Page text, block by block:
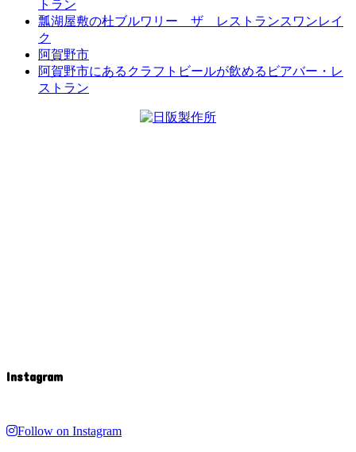
トラン
瓢湖屋敷の杜ブルワリー ザ レストランスワンレイ
ク
阿賀野市
阿賀野市にあるクラフトビールが飲めるビアバー・レ
ストラン
Instagram
Follow on Instagram